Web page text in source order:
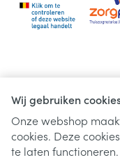
Wij gebruiken
Onze webshop
cookies. Deze
te laten
Juridische links